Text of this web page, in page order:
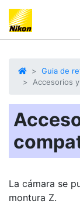
Guia de
Accesorios
La cámara se
montura Z.